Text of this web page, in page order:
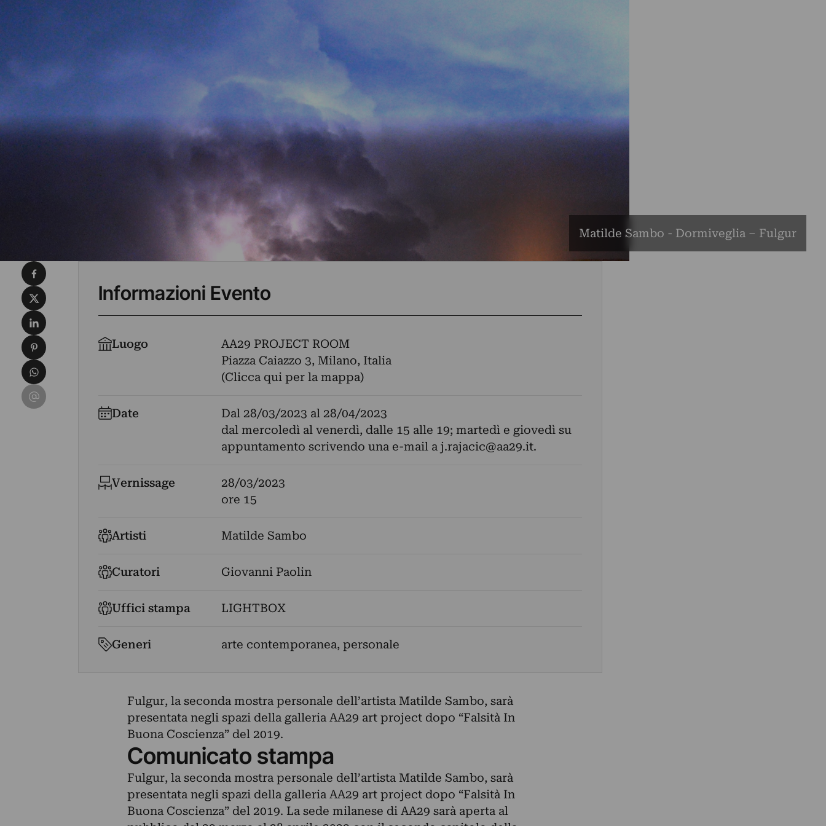
Matilde Sambo - Dormiveglia – Fulgur
Informazioni Evento
Luogo
AA29 PROJECT ROOM
Piazza Caiazzo 3, Milano, Italia
(Clicca qui per la mappa)
Date Dal 28/03/2023 al 28/04/2023
dal mercoledì al venerdì, dalle 15 alle 19; martedì e giovedì su
appuntamento scrivendo una e-mail a j.rajacic@aa29.it.
Vernissage
28/03/2023
ore 15
Artisti Matilde Sambo
Curatori Giovanni Paolin
Uffici stampa LIGHTBOX
Generi arte contemporanea, personale
Fulgur, la seconda mostra personale dell’artista Matilde Sambo, sarà
presentata negli spazi della galleria AA29 art project dopo “Falsità In
Buona Coscienza” del 2019.
Comunicato stampa
Fulgur, la seconda mostra personale dell’artista Matilde Sambo, sarà
presentata negli spazi della galleria AA29 art project dopo “Falsità In
Buona Coscienza” del 2019. La sede milanese di AA29 sarà aperta al
Condividi su Facebook
Condividi su X
Condividi su LinkedIn
Condividi su Pinterest
Condividi su WhatsApp
Condividi su Email